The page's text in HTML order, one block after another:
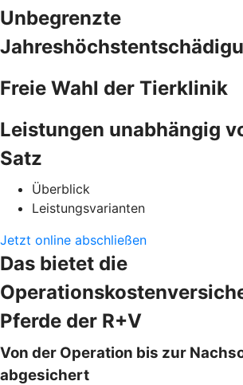
Unbegrenzte
Freie Wahl der Tierklinik
Leistungen unabhängig
Satz
Überblick
Leistungsvarianten
Jetzt online abschließen
Das bietet die
Pferde der R+V
Von der Operation bis zur
abgesichert